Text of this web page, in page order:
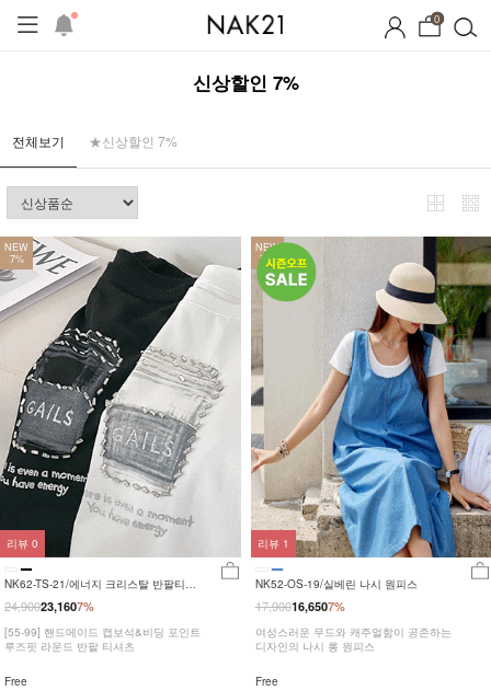
0
시즌오프 1+1 기획세트 자체제작 여름
신상할인 7%
전체보기 ★신상할인 7%
NEW
7%
NK62-TS-21/에너지 크리스탈 반팔티
_JY
7%
24,90023,160
[55-99] 핸드메이드 캡보석&비딩 포인트
루즈핏 라운드 반팔 티셔츠
Free
리뷰 0
NEW
7%
NK52-OS-19/실베린 나시 원피스
7%
17,90016,650
여성스러운 무드와 캐주얼함이 공존하는
디자인의 나시 롱 원피스
Free
리뷰 1